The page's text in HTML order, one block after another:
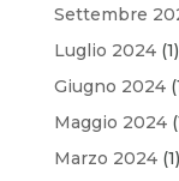
Settembre
Luglio 2024(1)
Giugno 2024
Maggio 2024
Marzo 2024(1)